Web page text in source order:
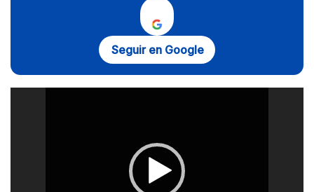
Seguir en Google